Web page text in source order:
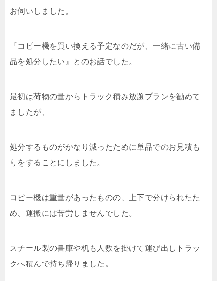
お伺いしました。
『コピー機を買い換える予定なのだが、一緒に古い備
品を処分したい』とのお話でした。
最初は荷物の量からトラック積み放題プランを勧めて
ましたが、
処分するものがかなり減ったために単品でのお見積も
りをすることにしました。
コピー機は重量があったものの、上下で分けられたた
め、運搬には苦労しませんでした。
スチール製の書庫や机も人数を掛けて運び出しトラッ
クへ積んで持ち帰りました。